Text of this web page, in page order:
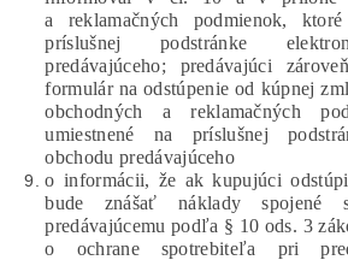
a reklamačných podmienok,
príslušnej podstránke
predávajúceho; predávajúci
formulár na odstúpenie od kúpnej
obchodných a reklamačných
umiestnené na príslušnej
obchodu predávajúceho
o informácii, že ak kupujúci
bude znášať náklady spojené
predávajúcemu podľa § 10 ods. 3
o ochrane spotrebiteľa pri